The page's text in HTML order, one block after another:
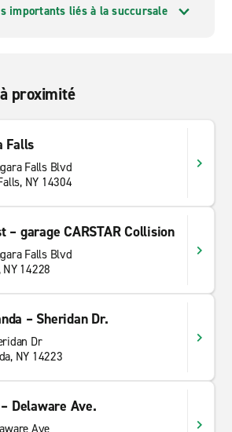
importants liés à la succursale
proximité
Falls
Falls Blvd
NY 14304
– garage CARSTAR Collision
Falls Blvd
14228
– Sheridan Dr.
Dr
NY 14223
Delaware Ave.
Ave